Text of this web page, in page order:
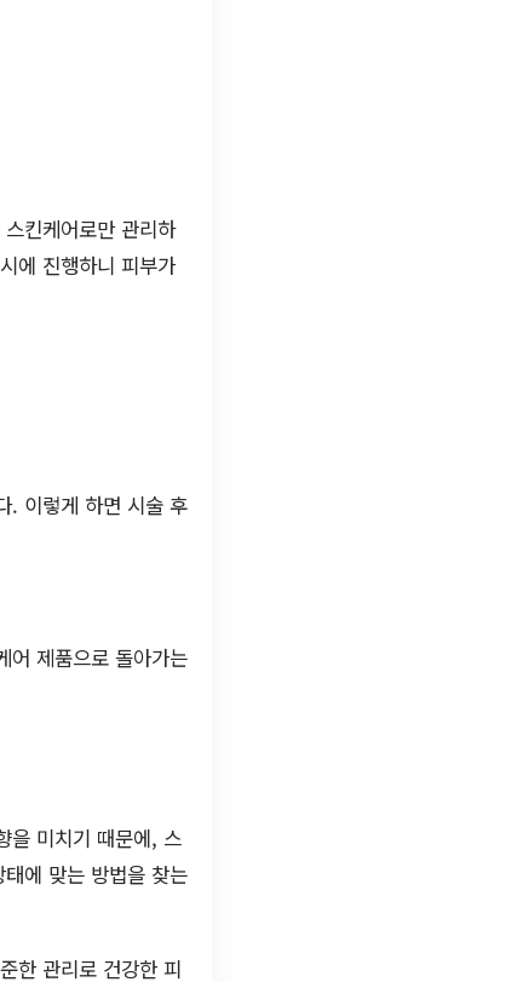
킨케어로만 관리하
에 진행하니 피부가
. 이렇게 하면 시술 후
어 제품으로 돌아가는
을 미치기 때문에, 스
에 맞는 방법을 찾는
한 관리로 건강한 피